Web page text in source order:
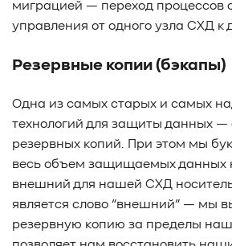
миграцией — переход процессов
управления от одного узла СХД к
Резервные копии (бэкапы)
Одна из самых старых и самых
технологий для защиты данных —
резервных копий. При этом мы
весь объем защищаемых данных
внешний для нашей СХД
является слово “внешний” — мы
резервную копию за пределы